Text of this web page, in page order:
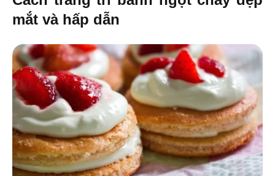
mắt và hấp dẫn